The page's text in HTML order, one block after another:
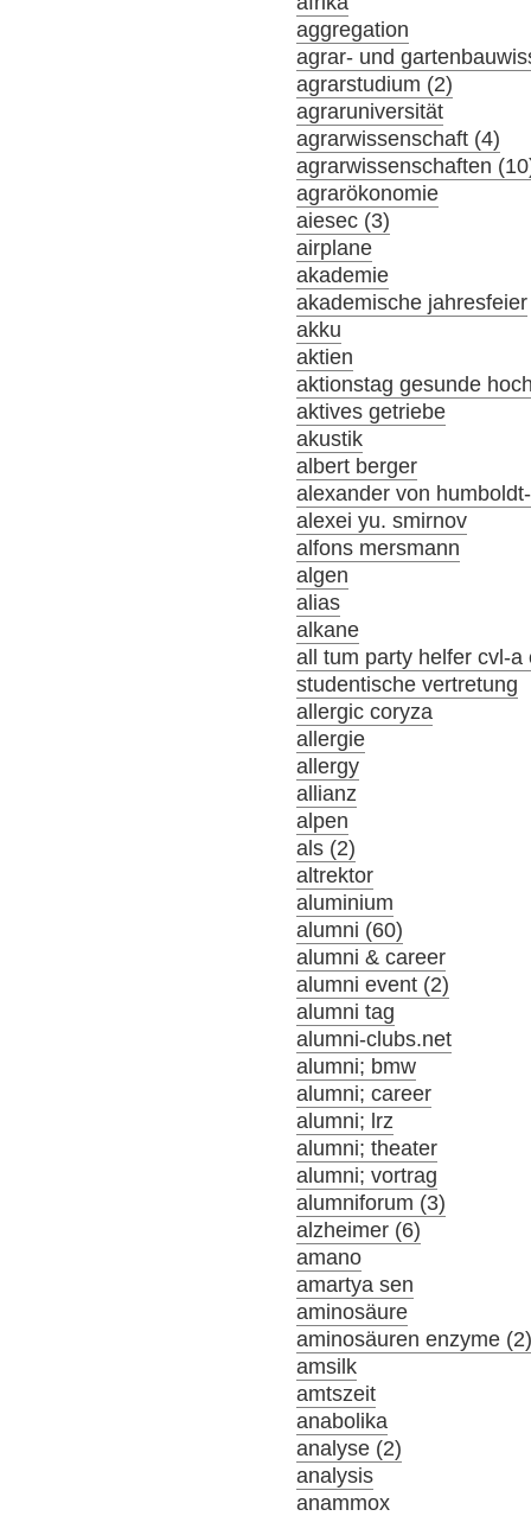
aggregation
agrar- und
agrarstudium (2)
agraruniversität
agrarwissenschaft (4)
agrarwissenschaften
agrarökonomie
aiesec (3)
airplane
akademie
akademische jahresfeier
akku
aktien
aktionstag gesunde
aktives getriebe
akustik
albert berger
alexander von
alexei yu. smirnov
alfons mersmann
algen
alias
alkane
all tum party helfer cvl-
studentische vertretung
allergic coryza
allergie
allergy
allianz
alpen
als (2)
altrektor
aluminium
alumni (60)
alumni & career
alumni event (2)
alumni tag
alumni-clubs.net
alumni; bmw
alumni; career
alumni; lrz
alumni; theater
alumni; vortrag
alumniforum (3)
alzheimer (6)
amano
amartya sen
aminosäure
aminosäuren enzyme
amsilk
amtszeit
anabolika
analyse (2)
analysis
anammox